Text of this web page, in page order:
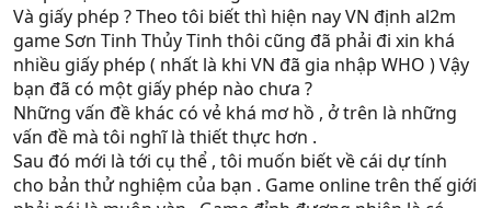
Và giấy phép ? Theo tôi biết thì hiện nay VN định al2m
game Sơn Tinh Thủy Tinh thôi cũng đã phải đi xin khá
nhiều giấy phép ( nhất là khi VN đã gia nhập WHO ) Vậy
bạn đã có một giấy phép nào chưa ?
Những vấn đề khác có vẻ khá mơ hồ , ở trên là những
vấn đề mà tôi nghĩ là thiết thực hơn .
Sau đó mới là tới cụ thể , tôi muốn biết về cái dự tính
cho bản thử nghiệm của bạn . Game online trên thế giới